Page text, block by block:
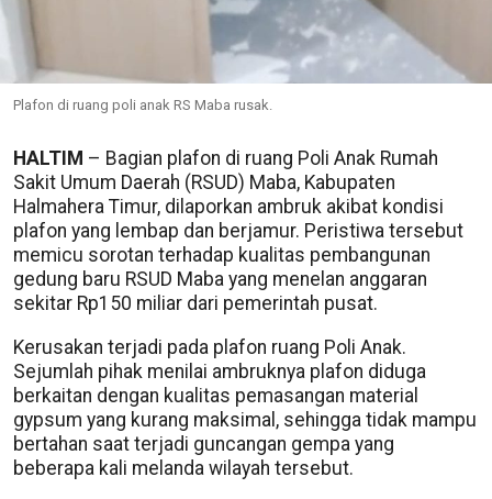
Plafon di ruang poli anak RS Maba rusak.
HALTIM – Bagian plafon di ruang Poli Anak Rumah
Sakit Umum Daerah (RSUD) Maba, Kabupaten
Halmahera Timur, dilaporkan ambruk akibat kondisi
plafon yang lembap dan berjamur. Peristiwa tersebut
memicu sorotan terhadap kualitas pembangunan
gedung baru RSUD Maba yang menelan anggaran
sekitar Rp150 miliar dari pemerintah pusat.
Kerusakan terjadi pada plafon ruang Poli Anak.
Sejumlah pihak menilai ambruknya plafon diduga
berkaitan dengan kualitas pemasangan material
gypsum yang kurang maksimal, sehingga tidak mampu
bertahan saat terjadi guncangan gempa yang
beberapa kali melanda wilayah tersebut.